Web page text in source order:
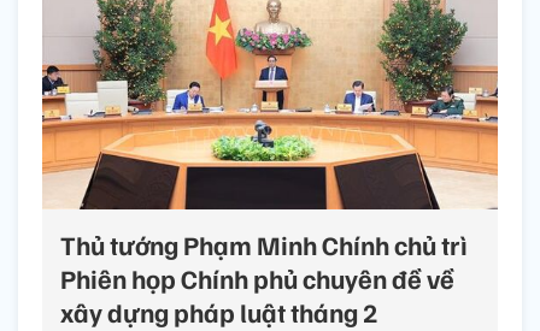
Thủ tướng Phạm Minh Chính chủ trì
Phiên họp Chính phủ chuyên đề về
xây dựng pháp luật tháng 2